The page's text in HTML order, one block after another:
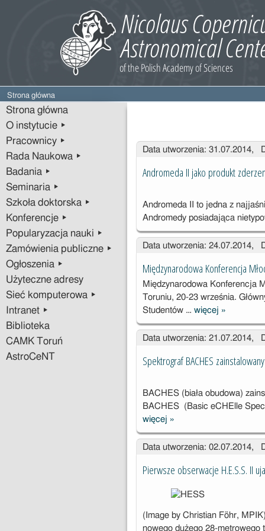
Strona główna
Strona główna
O instytucie ▸
Pracownicy ▸
Rada Naukowa ▸
Badania ▸
Seminaria ▸
Szkoła doktorska ▸
Konferencje ▸
Popularyzacja nauki ▸
Zamówienia publiczne ▸
Ogłoszenia ▸
Użyteczne adresy
Sieć komputerowa ▸
Intranet ▸
Biblioteka
CAMK Toruń
AstroCeNT
Wpisy
Data utworzenia: 31.07.2014,
Andromeda II jako produkt
Andromeda II to jedna z
Andromedy posiadająca
Data utworzenia: 24.07.2014,
Międzynarodowa Konferencja
Międzynarodowa Konferencja
Toruniu, 20-23 września.
Studentów …więcej
wa
»
Data utworzenia: 21.07.2014,
Spektrograf BACHES
BACHES (biała obudowa)
BACHES (Basic eCHElle
więcej Spektrograf
BACHES
zainstalowany
Solaris-1
»
Data utworzenia: 02.07.2014,
Pierwsze obserwacje H.E.S.S. II
(Image by Christian Föhr,
nowego dużego 28-